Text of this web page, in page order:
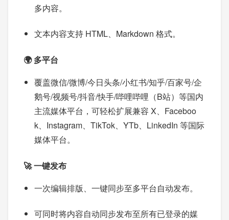
多内容。
文本内容支持 HTML、Markdown 格式。
🌍 多平台
覆盖微信/微博/今日头条/小红书/知乎/百家号/企
鹅号/视频号/抖音/快手/哔哩哔哩（B站）等国内
主流媒体平台，可轻松扩展兼容 X、Faceboo
k、Instagram、TikTok、YTb、LinkedIn 等国际
媒体平台。
🚀 一键发布
一次编辑排版、一键同步至多平台自动发布。
可同时将内容自动同步发布至所有已登录的媒